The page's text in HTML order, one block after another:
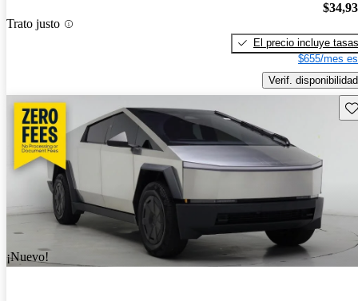
Trato justo
El precio incluye tasas
$655/mes
Verif. disponibilidad
¡Nuevo!